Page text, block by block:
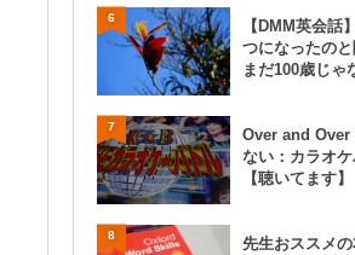
6
【DMM英会話
つになったのと
まだ100歳じゃ
7
Over and Over
ない：カラオ
【聴いてます】
8
先生おススメ